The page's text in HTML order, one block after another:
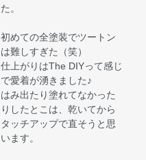
た。
初めての全塗装でツートン
は難しすぎた（笑）
仕上がりはThe DIYって感じ
で愛着が湧きました♪
はみ出たり塗れてなかった
りしたとこは、乾いてから
タッチアップで直そうと思
います。